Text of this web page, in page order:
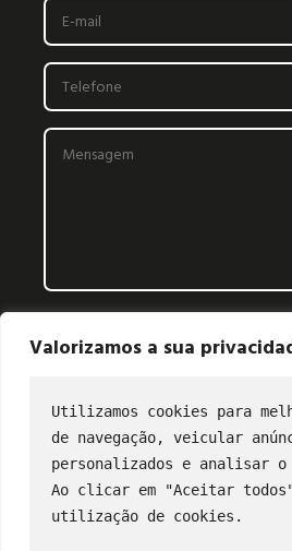
Valorizamos a sua
Utilizamos cookies para
de navegação, veicular
personalizados e analisar
Ao clicar em "Aceitar
utilização de cookies.
CONTATO
(11) 2849-3202
profibus@profibus.org.br